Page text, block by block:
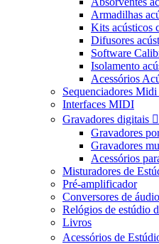
Armadilhas
Kits acústicos
Difusores
Software
Isolamento
Acessórios
Sequenciadores
Interfaces MIDI
Gravadores digitais 
Gravadores
Gravadores
Acessórios
Misturadores de
Pré-amplificador
Conversores de
Relógios de estúdio
Livros
Acessórios de